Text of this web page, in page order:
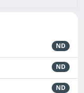
ND
ND
ND